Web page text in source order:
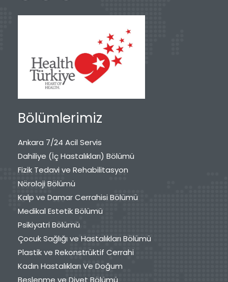
Bölümlerimiz
Ankara 7/24 Acil Servis
Dahiliye (İç Hastalıkları) Bölümü
Fizik Tedavi ve Rehabilitasyon
Nöroloji Bölümü
Kalp ve Damar Cerrahisi Bölümü
Medikal Estetik Bölümü
Psikiyatri Bölümü
Çocuk Sağlığı ve Hastalıkları Bölümü
Plastik ve Rekonstrüktif Cerrahi
Kadın Hastalıkları Ve Doğum
Beslenme ve Diyet Bölümü